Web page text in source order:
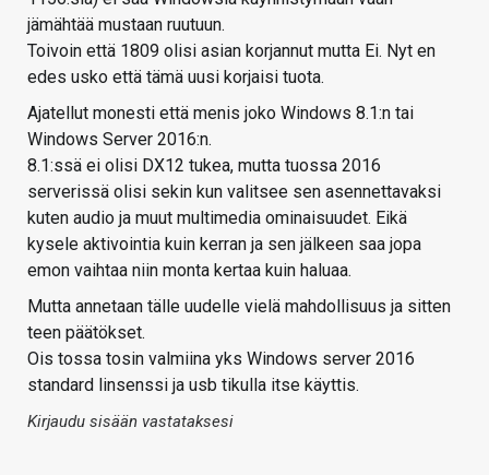
jämähtää mustaan ruutuun.
Toivoin että 1809 olisi asian korjannut mutta Ei. Nyt en
edes usko että tämä uusi korjaisi tuota.
Ajatellut monesti että menis joko Windows 8.1:n tai
Windows Server 2016:n.
8.1:ssä ei olisi DX12 tukea, mutta tuossa 2016
serverissä olisi sekin kun valitsee sen asennettavaksi
kuten audio ja muut multimedia ominaisuudet. Eikä
kysele aktivointia kuin kerran ja sen jälkeen saa jopa
emon vaihtaa niin monta kertaa kuin haluaa.
Mutta annetaan tälle uudelle vielä mahdollisuus ja sitten
teen päätökset.
Ois tossa tosin valmiina yks Windows server 2016
standard linsenssi ja usb tikulla itse käyttis.
Kirjaudu sisään vastataksesi